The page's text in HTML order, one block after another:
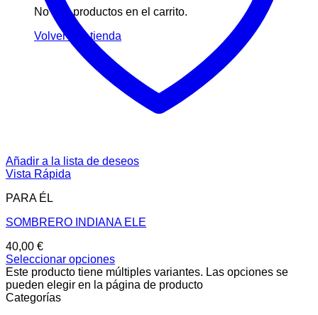
No hay productos en el carrito.
Volver a la tienda
Añadir a la lista de deseos
Vista Rápida
PARA ÉL
SOMBRERO INDIANA ELE
40,00 €
Seleccionar opciones
Este producto tiene múltiples variantes. Las opciones se
pueden elegir en la página de producto
Categorías